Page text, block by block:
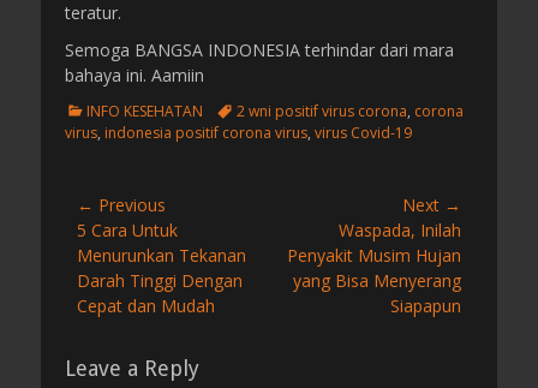
teratur.
Semoga BANGSA INDONESIA terhindar dari mara
bahaya ini. Aamiin
C
a
INFO KESEHATAN
T
a
2 wni positif virus corona, corona
virus, indonesia positif corona virus, virus Covid-19
Post
navigation
← Previous
Previous
post:
5 Cara Untuk
Menurunkan Tekanan
Darah Tinggi Dengan
Cepat dan Mudah
Next →
post:
Waspada, Inilah
Penyakit Musim Hujan
yang Bisa Menyerang
Siapapun
Leave a Reply